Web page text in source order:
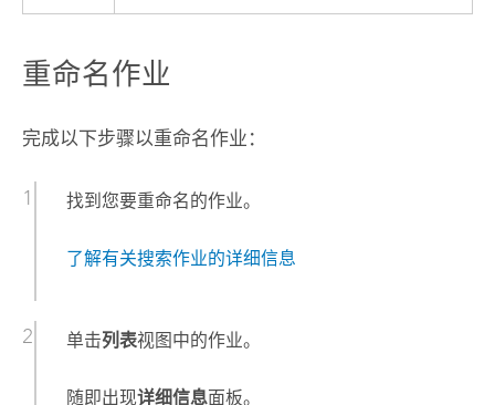
重命名作业
完成以下步骤以重命名作业：
找到您要重命名的作业。
了解有关搜索作业的详细信息
单击列表视图中的作业。
随即出现详细信息面板。